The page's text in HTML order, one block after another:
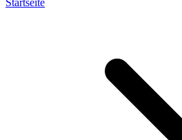
Startseite